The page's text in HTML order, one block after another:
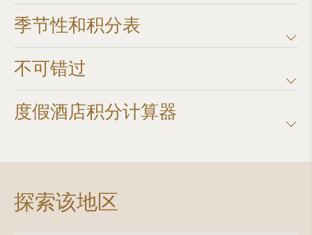
季节性和积分表
不可错过
度假酒店积分计算器​
探索该地区